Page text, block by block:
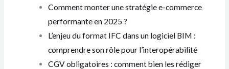
Comment monter une stratégie e-commerce
performante en 2025 ?
L’enjeu du format IFC dans un logiciel BIM :
comprendre son rôle pour l’interopérabilité
CGV obligatoires : comment bien les rédiger